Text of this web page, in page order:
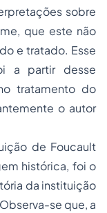
sobre
que este não
e tratado. Esse
a partir desse
tratamento do
o autor
de Foucault
histórica, foi o
da instituição
se que, a